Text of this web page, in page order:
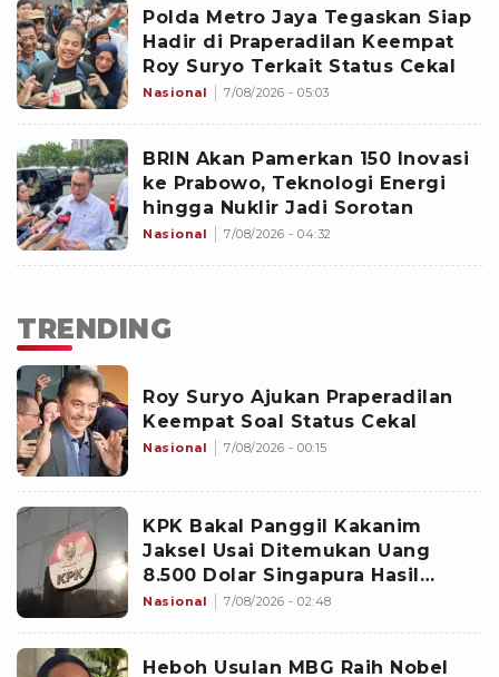
Polda Metro Jaya Tegaskan Siap
Hadir di Praperadilan Keempat
Roy Suryo Terkait Status Cekal
Nasional 7/08/2026 - 05:03
BRIN Akan Pamerkan 150 Inovasi
ke Prabowo, Teknologi Energi
hingga Nuklir Jadi Sorotan
Nasional 7/08/2026 - 04:32
TRENDING
Roy Suryo Ajukan Praperadilan
Keempat Soal Status Cekal
Nasional 7/08/2026 - 00:15
KPK Bakal Panggil Kakanim
Jaksel Usai Ditemukan Uang
8.500 Dolar Singapura Hasil
Penggeledahan
Nasional 7/08/2026 - 02:48
Heboh Usulan MBG Raih Nobel